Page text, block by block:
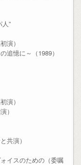
”
演）
追憶に～（1989）
演）
）
共演）
イスのための（委嘱